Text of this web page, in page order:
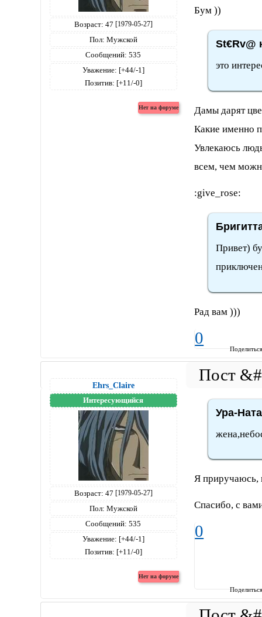
Возраст: 47 [1979-05-27]
Пол: Мужской
Сообщений: 535
Уважение: [+44/-1]
Позитив: [+11/-0]
Бум ))
St€Rv@
это
Дамы дарят
Какие именно
Увлекаюсь
всем, чем
:give_rose:
Привет)
Рад вам )))
0
Ehrs_Claire
Интересующийся
Возраст: 47 [1979-05-27]
Пол: Мужской
Сообщений: 535
Уважение: [+44/-1]
Позитив: [+11/-0]
Ура-
Я приручаюсь,
Спасибо, с
0